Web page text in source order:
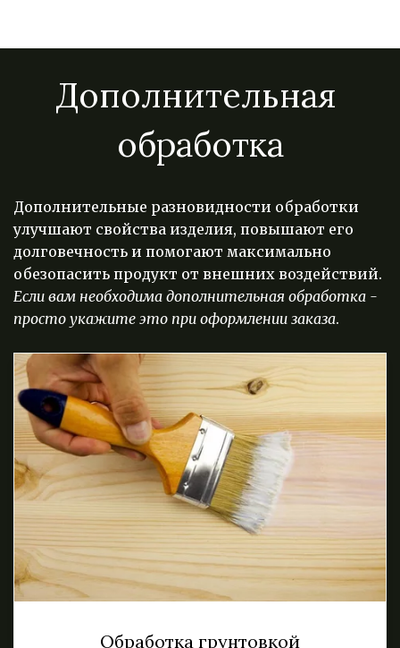
Дополнительная
обработка
Дополнительные разновидности обработки
улучшают свойства изделия, повышают его
долговечность и помогают максимально
Если вам необходима дополнительная обработка -
просто укажите это при оформлении заказа.
Обработка грунтовкой